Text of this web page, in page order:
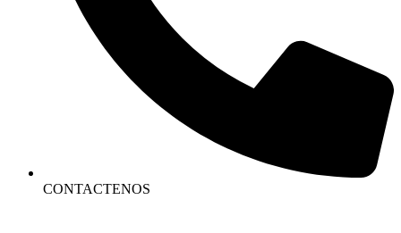
CONTACTENOS